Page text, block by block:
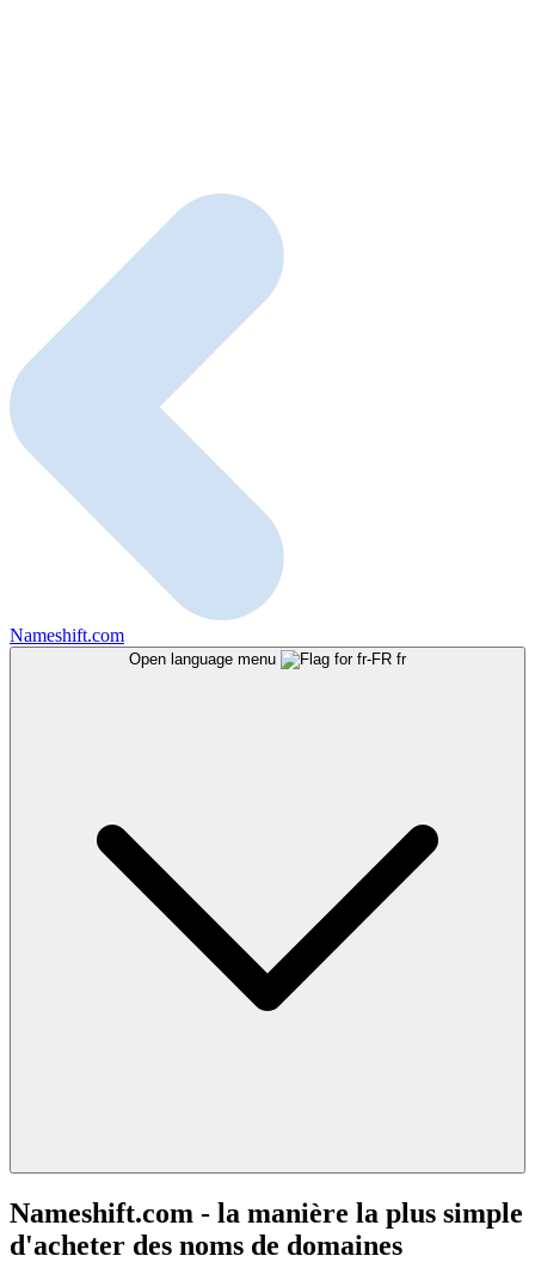
Nameshift.com
Open language menu fr
Nameshift.com - la manière la plus simple
d'acheter des noms de domaines